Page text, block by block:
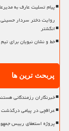
پیام تسلیت عارف به
روایت دختر سردار
انگشتر
خط و نشان نبویان برای
پربحث ترین ها
خبرنگاران رزمندگانی
عراقچی در پیامی درگذشت
پروژه استعفای رییس